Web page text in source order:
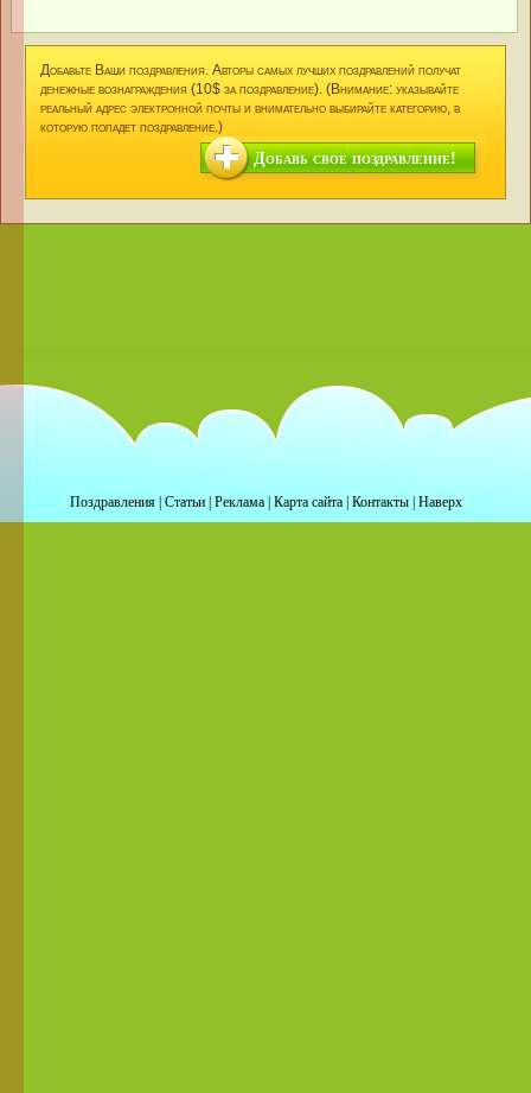
Добавьте Ваши поздравления. Авторы самых лучших поздравлений получат
денежные вознаграждения (10$ за поздравление). (Внимание: указывайте
реальный адрес электронной почты и внимательно выбирайте категорию, в
которую попадет поздравление.)
Добавь свое поздравление!
Поздравления| Статьи| Реклама| Карта сайта| Контакты| Наверх